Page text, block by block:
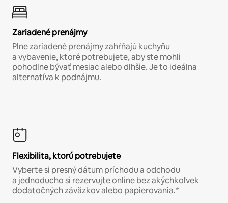
Zariadené prenájmy
Plne zariadené prenájmy zahŕňajú kuchyňu
a vybavenie, ktoré potrebujete, aby ste mohli
pohodlne bývať mesiac alebo dlhšie. Je to ideálna
alternatíva k podnájmu.
Flexibilita, ktorú potrebujete
Vyberte si presný dátum príchodu a odchodu
a jednoducho si rezervujte online bez akýchkoľvek
dodatočných záväzkov alebo papierovania.*